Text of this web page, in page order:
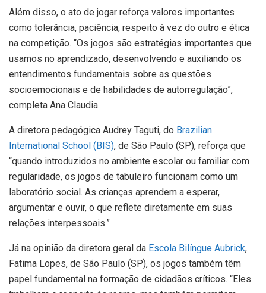
Além disso, o ato de jogar reforça valores importantes
como tolerância, paciência, respeito à vez do outro e ética
na competição. “Os jogos são estratégias importantes que
usamos no aprendizado, desenvolvendo e auxiliando os
entendimentos fundamentais sobre as questões
socioemocionais e de habilidades de autorregulação”,
completa Ana Claudia.
A diretora pedagógica Audrey Taguti, do Brazilian
International School (BIS), de São Paulo (SP), reforça que
“quando introduzidos no ambiente escolar ou familiar com
regularidade, os jogos de tabuleiro funcionam como um
laboratório social. As crianças aprendem a esperar,
argumentar e ouvir, o que reflete diretamente em suas
relações interpessoais.”
Já na opinião da diretora geral da Escola Bilíngue Aubrick,
Fatima Lopes, de São Paulo (SP), os jogos também têm
papel fundamental na formação de cidadãos críticos. “Eles